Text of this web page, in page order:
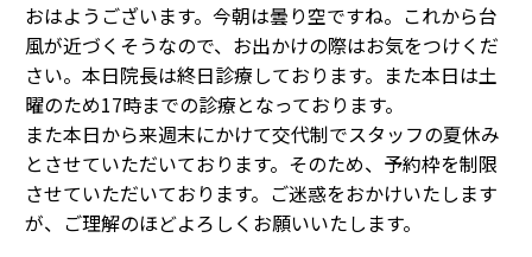
おはようございます。今朝は曇り空ですね。これから台
風が近づくそうなので、お出かけの際はお気をつけくだ
さい。本日院長は終日診療しております。また本日は土
曜のため17時までの診療となっております。
また本日から来週末にかけて交代制でスタッフの夏休み
とさせていただいております。そのため、予約枠を制限
させていただいております。ご迷惑をおかけいたします
が、ご理解のほどよろしくお願いいたします。